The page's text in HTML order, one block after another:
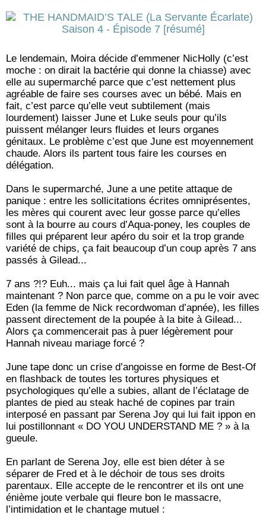
Le lendemain, Moira décide d’emmener NicHolly (c’est
moche : on dirait la bactérie qui donne la chiasse) avec
elle au supermarché parce que c’est nettement plus
agréable de faire ses courses avec un bébé. Mais en
fait, c’est parce qu’elle veut subtilement (mais
lourdement) laisser June et Luke seuls pour qu’ils
puissent mélanger leurs fluides et leurs organes
génitaux. Le problème c’est que June est moyennement
chaude. Alors ils partent tous faire les courses en
délégation.
Dans le supermarché, June a une petite attaque de
panique : entre les sollicitations écrites omniprésentes,
les mères qui courent avec leur gosse parce qu’elles
sont à la bourre au cours d’Aqua-poney, les couples de
filles qui préparent leur apéro du soir et la trop grande
variété de chips, ça fait beaucoup d’un coup après 7 ans
passés à Gilead...
7 ans ?!? Euh... mais ça lui fait quel âge à Hannah
maintenant ? Non parce que, comme on a pu le voir avec
Eden (la femme de Nick recordwoman d’apnée), les filles
passent directement de la poupée à la bite à Gilead...
Alors ça commencerait pas à puer légèrement pour
Hannah niveau mariage forcé ?
June tape donc un crise d’angoisse en forme de Best-Of
en flashback de toutes les tortures physiques et
psychologiques qu’elle a subies, allant de l’éclatage de
plantes de pied au steak haché de copines par train
interposé en passant par Serena Joy qui lui fait ippon en
lui postillonnant « DO YOU UNDERSTAND ME ? » à la
gueule.
En parlant de Serena Joy, elle est bien déter à se
séparer de Fred et à le déchoir de tous ses droits
parentaux. Elle accepte de le rencontrer et ils ont une
énième joute verbale qui fleure bon le massacre,
l’intimidation et le chantage mutuel :